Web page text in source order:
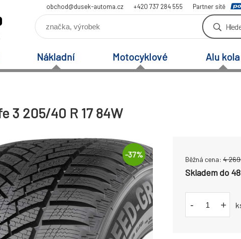
obchod@dusek-automa.cz +420 737 284 555 Partner sítě
Nákladní Motocyklové Alu kola
3 205/40 R 17 84W
-37%
Běžná cena: 4 269
Skladem do
- +